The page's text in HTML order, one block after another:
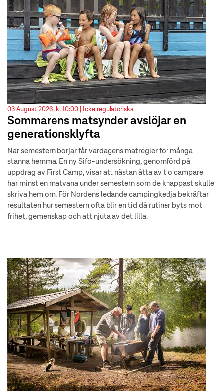
03 August 2026, kl 10:00 | Icke regulatoriska
Sommarens matsynder avslöjar en
generationsklyfta
När semestern börjar får vardagens matregler för många
stanna hemma. En ny Sifo-undersökning, genomförd på
uppdrag av First Camp, visar att nästan åtta av tio campare
har minst en matvana under semestern som de knappast skulle
skriva hem om. För Nordens ledande campingkedja bekräftar
resultaten hur semestern ofta blir en tid då rutiner byts mot
frihet, gemenskap och att njuta av det lilla.